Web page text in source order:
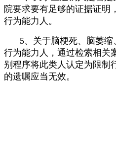
院要求要有足够的证据证明
行为能力人。
5、关于脑梗死、脑萎
行为能力人，通过检索相关
别程序将此类人认定为限制
的遗嘱应当无效。